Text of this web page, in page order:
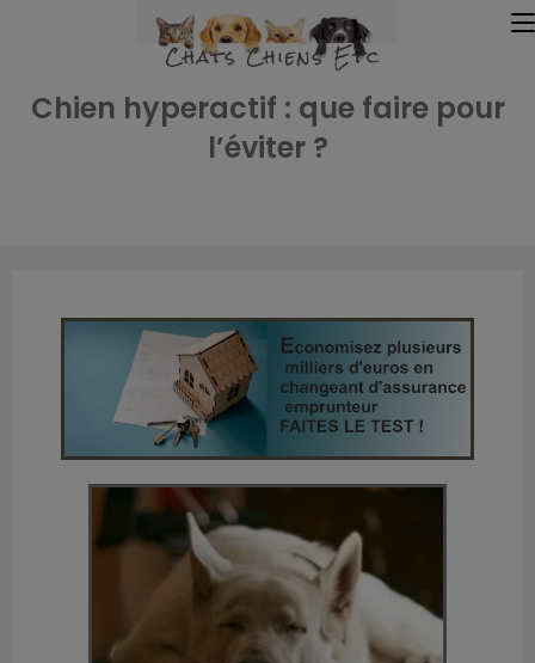
Chien hyperactif : que faire pour
l’éviter ?